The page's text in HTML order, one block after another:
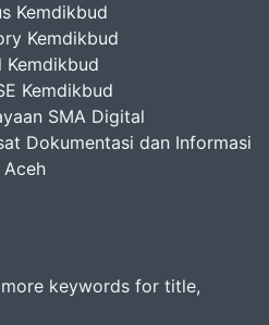
Kemdikbud
Kemdikbud
Kemdikbud
Kemdikbud
SMA Digital
Dokumentasi dan Informasi
Aceh
keywords for title,